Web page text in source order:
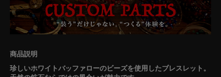
珍しいホワイトバッファローのビーズを使用したブレスレット。